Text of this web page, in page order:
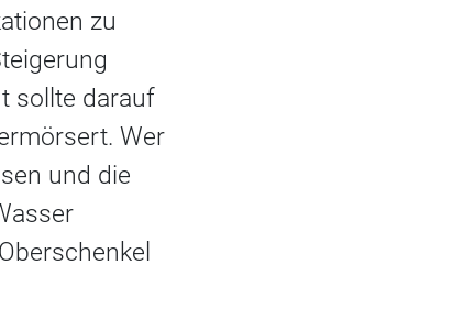
zu
sollte darauf
Wer
und die